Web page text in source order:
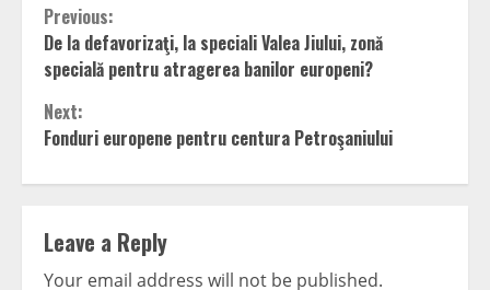
Continue
Reading
Previous:
De la defavorizaţi, la speciali Valea Jiului, zonă
specială pentru atragerea banilor europeni?
Next:
Fonduri europene pentru centura Petroşaniului
Leave a Reply
Your email address will not be published.